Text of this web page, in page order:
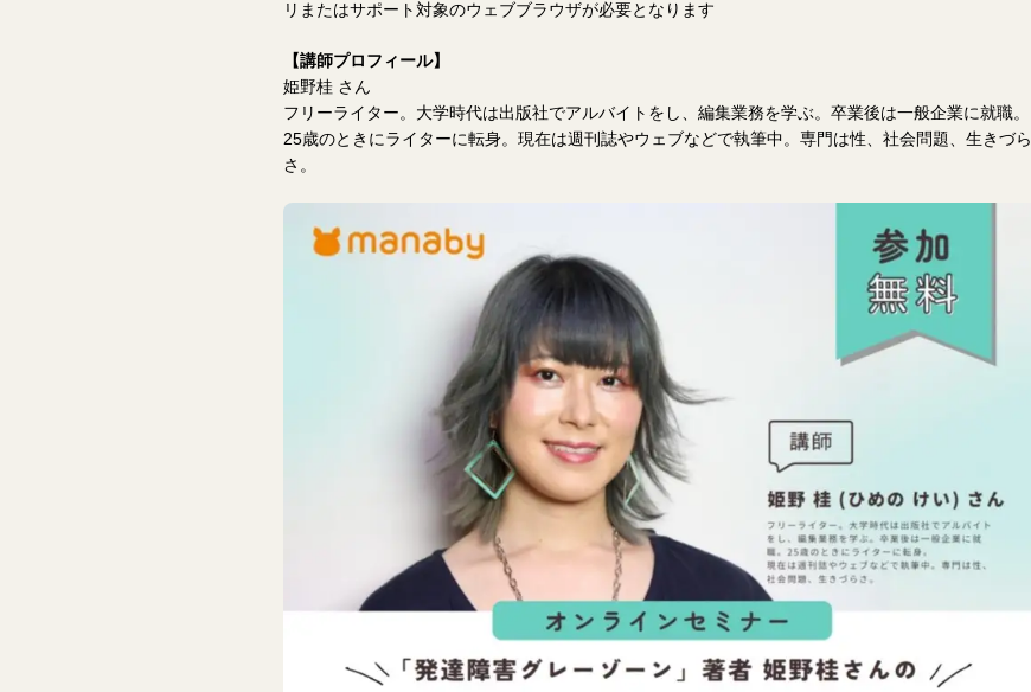
リまたはサポート対象のウェブブラウザが必要となります
【講師プロフィール】
姫野桂 さん
フリーライター。大学時代は出版社でアルバイトをし、編集業務を学ぶ。卒業後は一般企業に就職。
25歳のときにライターに転身。現在は週刊誌やウェブなどで執筆中。専門は性、社会問題、生きづら
さ。